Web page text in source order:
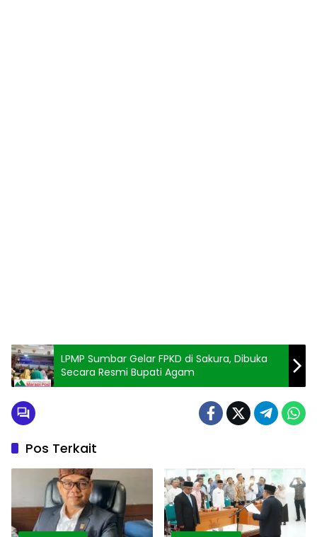
LPMP Sumbar Gelar FPKD di Sakura, Dibuka
Secara Resmi Bupati Agam
Pos Terkait